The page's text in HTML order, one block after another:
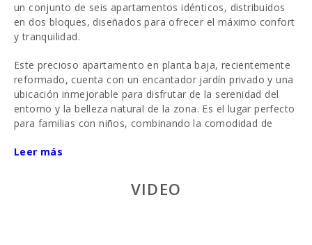
un conjunto de seis apartamentos idénticos, distribuidos
en dos bloques, diseñados para ofrecer el máximo confort
y tranquilidad.
Este precioso apartamento en planta baja, recientemente
reformado, cuenta con un encantador jardín privado y una
ubicación inmejorable para disfrutar de la serenidad del
entorno y la belleza natural de la zona. Es el lugar perfecto
para familias con niños, combinando la comodidad de
y actividades para todas las edades.
Distribución y espacios
Al acceder a la propiedad, se puede entrar tanto por la
Leer más
VIDEO